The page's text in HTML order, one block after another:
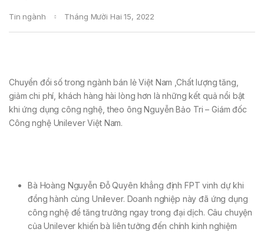
Tin ngành Tháng Mười Hai 15, 2022
Chuyển đổi số trong ngành bán lẻ Việt Nam ,Chất lượng tăng,
giảm chi phí, khách hàng hài lòng hơn là những kết quả nổi bật
khi ứng dụng công nghệ, theo ông Nguyễn Bảo Tri – Giám đốc
Công nghệ Unilever Việt Nam.
Bà Hoàng Nguyễn Đỗ Quyên khẳng định FPT vinh dự khi
đồng hành cùng Unilever. Doanh nghiệp này đã ứng dụng
công nghệ để tăng trưởng ngay trong đại dịch. Câu chuyện
của Unilever khiến bà liên tưởng đến chính kinh nghiệm